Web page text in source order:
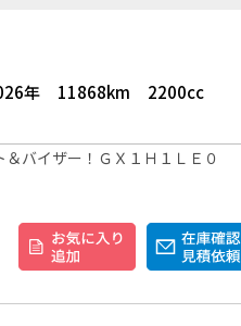
年 11868km 2200cc
バイザー！ＧＸ１Ｈ１ＬＥ０